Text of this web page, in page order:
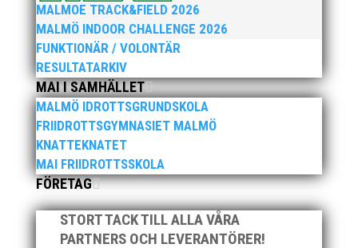
MALMOE TRACK&FIELD 2026
MALMÖ INDOOR CHALLENGE 2026
FUNKTIONÄR / VOLONTÄR
RESULTATARKIV
MAI I SAMHÄLLET
MALMÖ IDROTTSGRUNDSKOLA
FRIIDROTTSGYMNASIET MALMÖ
KNATTEKNATET
MAI FRIIDROTTSSKOLA
FÖRETAG
STORT TACK TILL ALLA VÅRA
PARTNERS OCH LEVERANTÖRER!
stipendieutdelning, mat och underhållning.
Bilder från denna del hittar ni i länken nedan.
Stort tack till Bengt Bendéus som möjliggjorde
och generöst finansierade denna del av
kvällen. Fler bilder från MAI:s Årsmöte...